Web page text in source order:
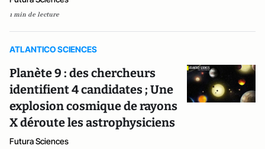
1 min de lecture
ATLANTICO SCIENCES
Planète 9 : des chercheurs
identifient 4 candidates ; Une
explosion cosmique de rayons
X déroute les astrophysiciens
Futura Sciences